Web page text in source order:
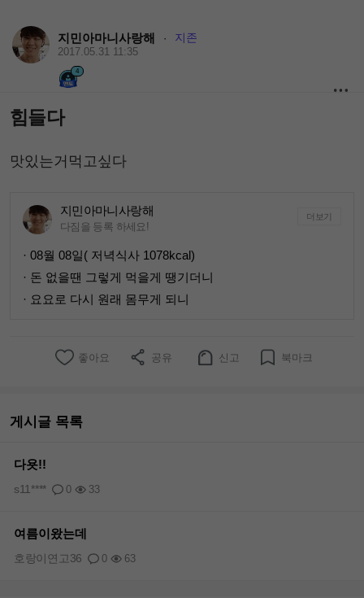
지민아마니사랑해 · 지존
2017.05.31 11:35
4
힘들다
맛있는거먹고싶다
지민아마니사랑해
다짐을 등록 하세요!
더보기
· 08월 08일( 저녁식사 1078kcal)
· 돈 없을땐 그렇게 먹을게 땡기더니
· 요요로 다시 원래 몸무게 되니
좋아요 공유 신고 북마크
게시글 목록
다욧!!
0 33
s11****
여름이왔는데
0 63
호랑이연고36